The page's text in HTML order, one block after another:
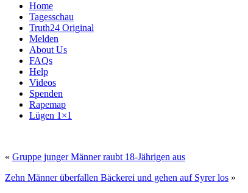
Home
Tagesschau
Truth24 Original
Melden
About Us
FAQs
Help
Videos
Spenden
Rapemap
Lügen 1×1
« Gruppe junger Männer raubt 18-Jährigen aus
Zehn Männer überfallen Bäckerei und gehen auf Syrer los »